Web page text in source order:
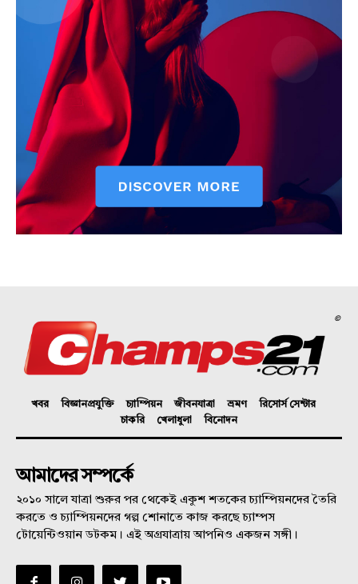
©
খবর বিজ্ঞানপ্রযুক্তি চ্যাম্পিয়ন জীবনযাত্রা ভ্রমণ
রিসোর্স সেন্টার
চাকরি
খেলাধুলা বিনোদন
আমাদের সম্পর্কে
২০১০ সালে যাত্রা শুরুর পর থেকেই একুশ শতকের চ্যাম্পিয়নদের তৈরি
করতে ও চ্যাম্পিয়নদের গল্প শোনাতে কাজ করছে চ্যাম্পস
টোয়েন্টিওয়ান ডটকম। এই অগ্রযাত্রায় আপনিও একজন সঙ্গী।